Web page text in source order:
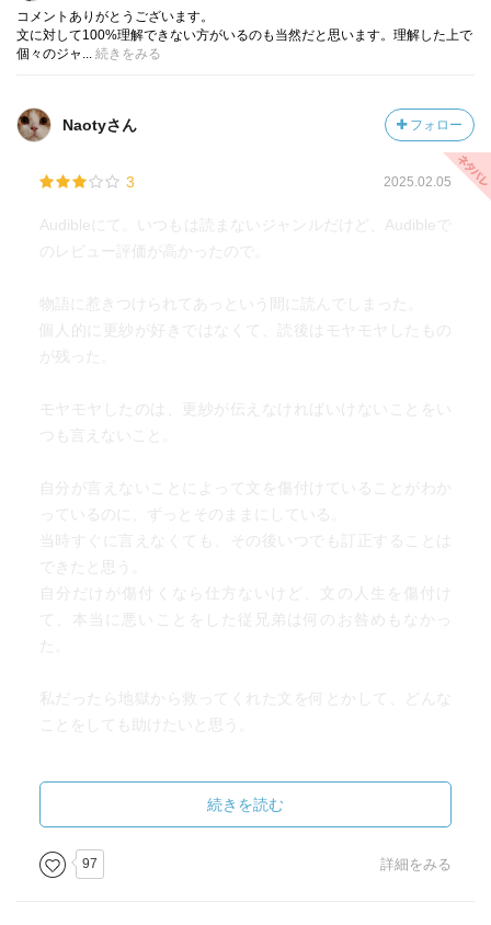
コメントありがとうございます。
文に対して100%理解できない方がいるのも当然だと思います。理解した上で
個々のジャ... 続きをみる
Naotyさん フォロー
3 2025.02.05
Audibleにて。いつもは読まないジャンルだけど、Audibleで
のレビュー評価が高かったので。
物語に惹きつけられてあっという間に読んでしまった。
個人的に更紗が好きではなくて、読後はモヤモヤしたもの
が残った。
モヤモヤしたのは、更紗が伝えなければいけないことをい
つも言えないこと。
自分が言えないことによって文を傷付けていることがわか
っているのに、ずっとそのままにしている。
当時すぐに言えなくても、その後いつでも訂正することは
できたと思う。
自分だけが傷付くなら仕方ないけど、文の人生を傷付け
て、本当に悪いことをした従兄弟は何のお咎めもなかっ
た。
私だったら地獄から救ってくれた文を何とかして、どんな
ことをしても助けたいと思う。
の人がわかってくれない」と周りのせいにしていることに
もモヤモヤ…。
「最初から本当のことを言ってるのに誰も信じてくれな
続きを読む
97 詳細をみる